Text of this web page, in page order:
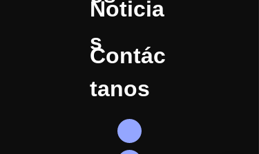
Noticia
s
Contác
tanos